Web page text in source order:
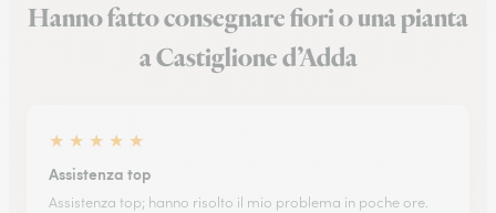
Hanno fatto consegnare fiori o una pianta
a Castiglione d’Adda
★ ★ ★ ★ ★
Assistenza top
Assistenza top; hanno risolto il mio problema in poche ore.